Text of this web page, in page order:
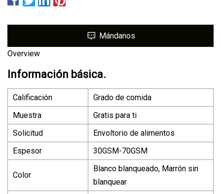
Mándanos
Overview
Información básica.
Calificación
Grado de comida
Muestra
Gratis para ti
Solicitud
Envoltorio de alimentos
Espesor
30GSM-70GSM
Color
Blanco blanqueado, Marrón sin
blanquear